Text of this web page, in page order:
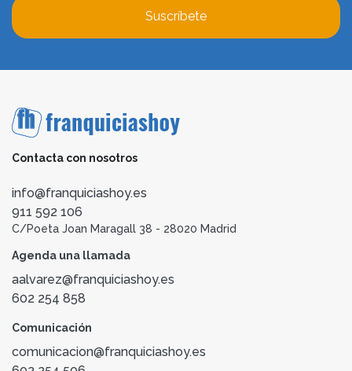
Suscríbete
Contacta con nosotros
info@franquiciashoy.es
911 592 106
C/Poeta Joan Maragall 38 - 28020 Madrid
Agenda una llamada
aalvarez@franquiciashoy.es
602 254 858
Comunicación
comunicacion@franquiciashoy.es